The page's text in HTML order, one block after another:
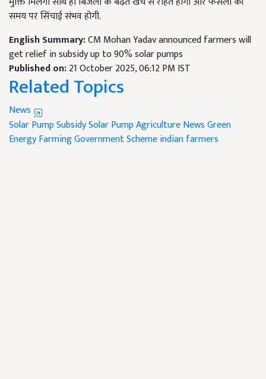
समय पर सिंचाई संभव होगी.
English Summary:CM Mohan Yadav announced farmers will
get relief in subsidy up to 90% solar pumps
Published on:21 October 2025, 06:12 PM IST
Related Topics
News
Solar Pump SubsidySolar PumpAgriculture NewsGreen
Energy FarmingGovernment Schemeindian farmers